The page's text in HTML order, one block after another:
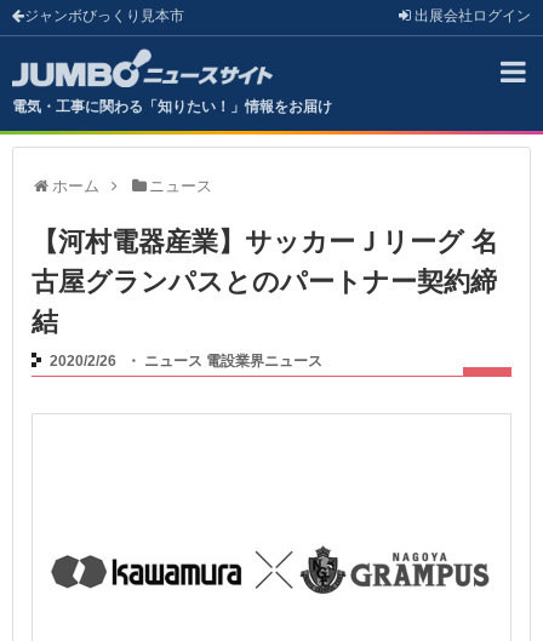
ジャンボびっくり見本市 出展会社 ログイン
電気・工事に関わる「知りたい！」情報をお届け
ホーム ニュース
【河村電器産業】サッカーＪリーグ 名
古屋グランパスとのパートナー契約締
結
2020/2/26 ・ ニュース 電設業界ニュース